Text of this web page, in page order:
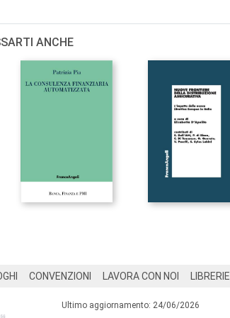
ANCHE
CONVENZIONI LAVORA CON NOI LIBRERIE
Ultimo aggiornamento: 24/06/2026